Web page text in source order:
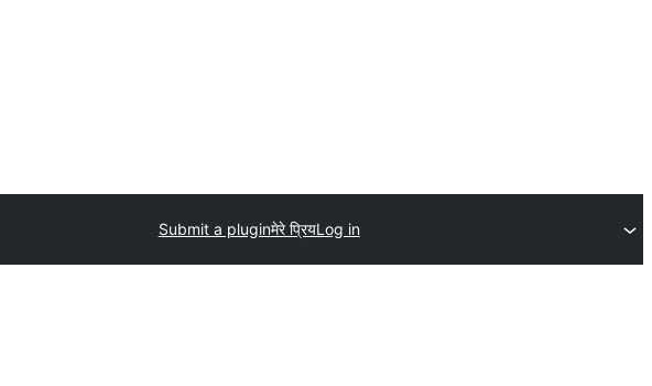
Submit a pluginमेरे प्रियLog in